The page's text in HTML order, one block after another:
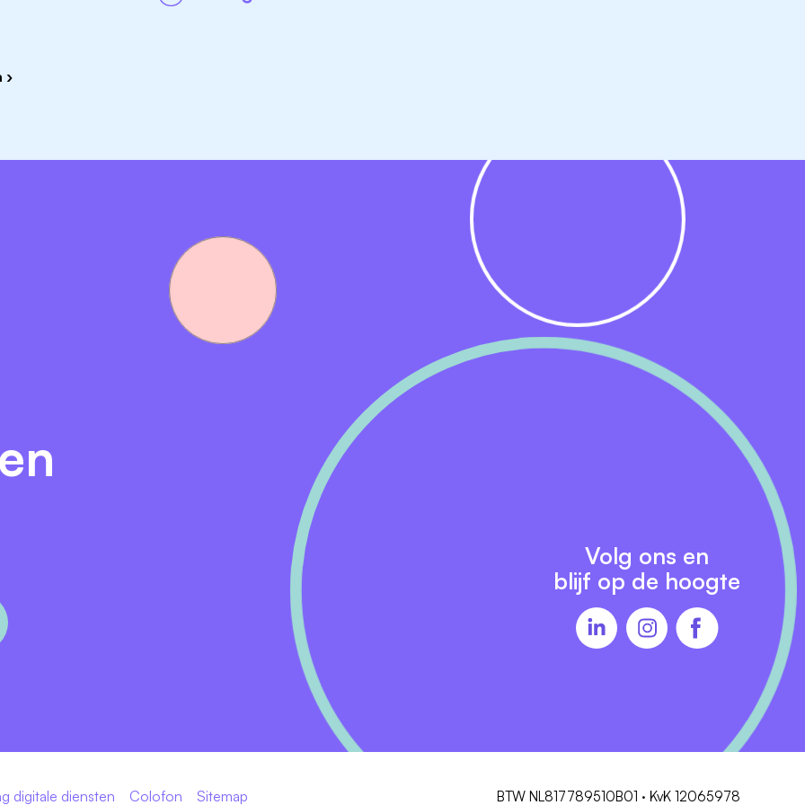
doen in het onderwijs en de jeugdhulp.
positief bijdragen aan de ontwikkeling van kinderen en
en een wandeling maken tijdens de lunch. Kom jij onze
we bij goed functioneren omzetten naar een contract voor
gebaseerd op schaal 8, tussen € 2.841,- en € 4.257,-
waarbij je bijvoorbeeld ook gedeeltelijk vanuit
via het interne leerlandschap van Cedin;
jaar bij een fulltime dienstverband;
en Welzijn waarbij Cedin maar liefst 70% bijdraagt aan je
€0,25 per kilometer;
ontvangen je motivatie het liefst in een kort filmpje. Liever
Mail je motivatie met bijbehorende CV naar
personeel@cedin.nl. We ontvangen je reactie graag vóór
›
Volg ons en
blijf op de hoogte
digitale diensten Colofon Sitemap BTW NL817789510B01 · KvK 12065978